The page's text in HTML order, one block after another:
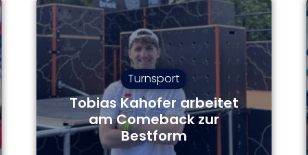
Turnsport
Tobias Kahofer arbeitet
am Comeback zur
Bestform